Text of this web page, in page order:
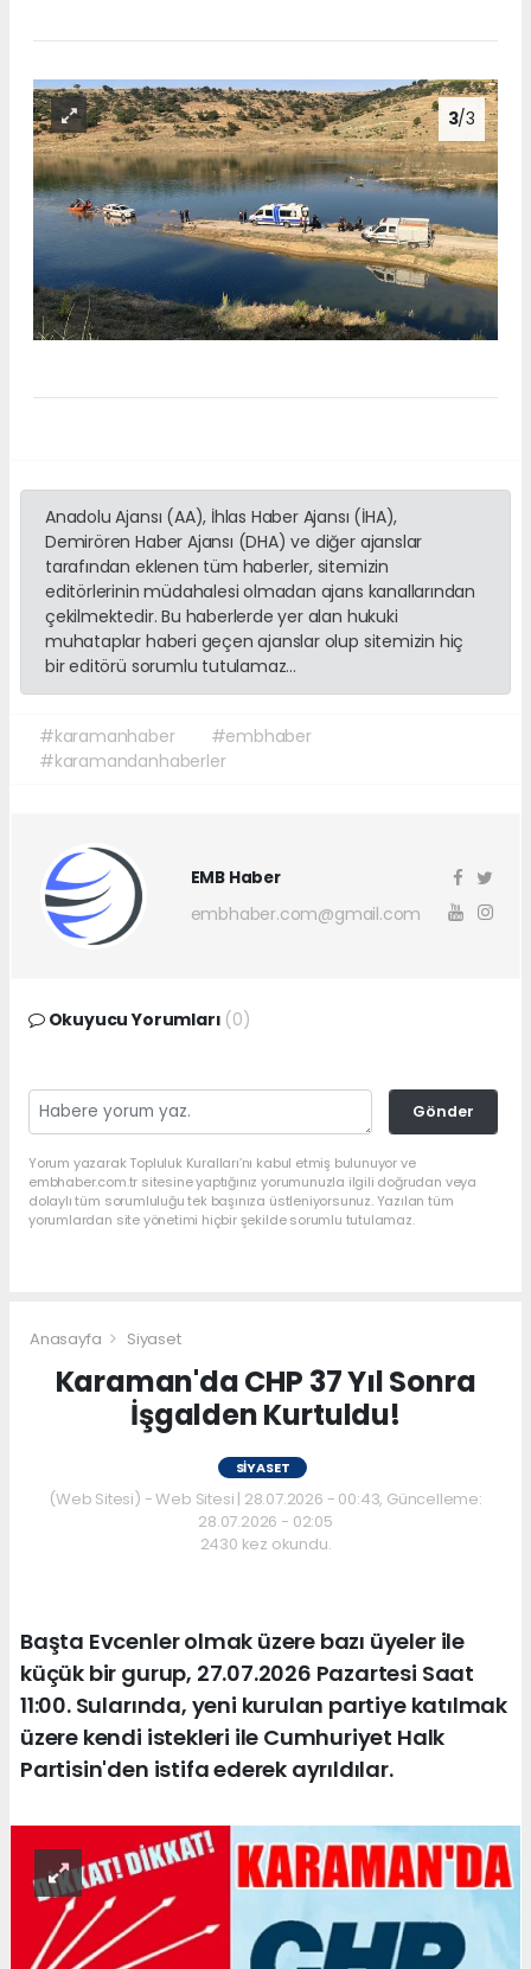
3/3
Anadolu Ajansı (AA), İhlas Haber Ajansı (İHA),
Demirören Haber Ajansı (DHA) ve diğer ajanslar
tarafından eklenen tüm haberler, sitemizin
editörlerinin müdahalesi olmadan ajans kanallarından
çekilmektedir. Bu haberlerde yer alan hukuki
muhataplar haberi geçen ajanslar olup sitemizin hiç
bir editörü sorumlu tutulamaz...
#karamanhaber
#embhaber
#karamandanhaberler
EMB Haber
embhaber.com@gmail.com
Okuyucu Yorumları (0)
Gönder
Yorum yazarak Topluluk Kuralları’nı kabul etmiş bulunuyor ve
embhaber.com.tr sitesine yaptığınız yorumunuzla ilgili doğrudan veya
dolaylı tüm sorumluluğu tek başınıza üstleniyorsunuz. Yazılan tüm
yorumlardan site yönetimi hiçbir şekilde sorumlu tutulamaz.
Anasayfa Siyaset
Karaman'da CHP 37 Yıl Sonra
İşgalden Kurtuldu!
SIYASET
(Web Sitesi) - Web Sitesi | 28.07.2026 - 00:43, Güncelleme:
28.07.2026 - 02:05
2430 kez okundu.
Başta Evcenler olmak üzere bazı üyeler ile
küçük bir gurup, 27.07.2026 Pazartesi Saat
11:00. Sularında, yeni kurulan partiye katılmak
üzere kendi istekleri ile Cumhuriyet Halk
Partisin'den istifa ederek ayrıldılar.